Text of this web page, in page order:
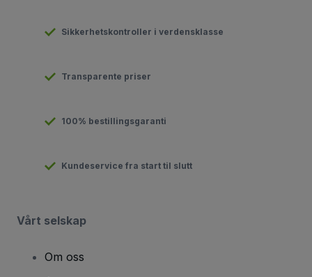
Sikkerhetskontroller i verdensklasse
Transparente priser
100% bestillingsgaranti
Kundeservice fra start til slutt
Vårt selskap
Om oss